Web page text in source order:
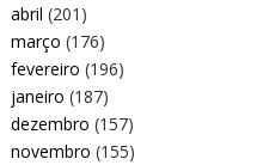
abril (201)
março (176)
fevereiro (196)
janeiro (187)
dezembro (157)
novembro (155)